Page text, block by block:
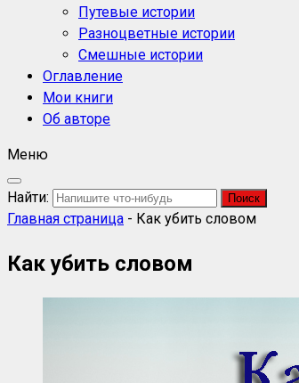
Путевые истории
Разноцветные истории
Смешные истории
Оглавление
Мои книги
Об авторе
Меню
Найти:
Главная страница - Как убить словом
Как убить словом